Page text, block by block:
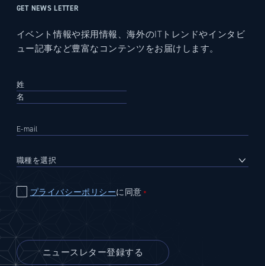
GET NEWS LETTER
イベント情報や採用情報、海外のITトレンドやインタビ
ュー記事など豊富なコンテンツをお届けします。
プライバシーポリシーに同意 ＊